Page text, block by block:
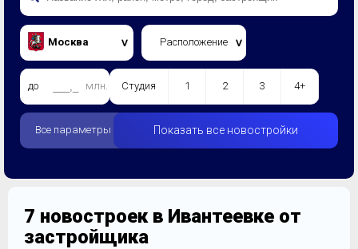
Москва Расположение
до млн. Студия 1 2 3 4+
Все параметры Показать все новостройки
7 новостроек в Ивантеевке от
застройщика